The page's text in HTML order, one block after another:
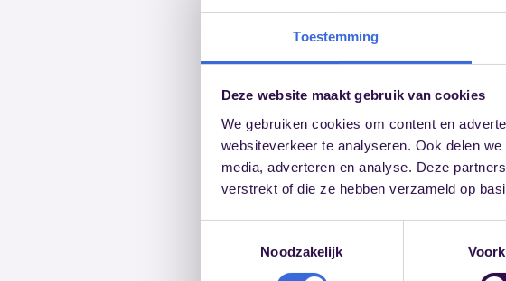
Toestemming
Deze website maakt gebruik van cookies
We gebruiken cookies om content en
websiteverkeer te analyseren. Ook delen
media, adverteren en analyse. Deze
verstrekt of die ze hebben verzameld op
Noodzakelijk